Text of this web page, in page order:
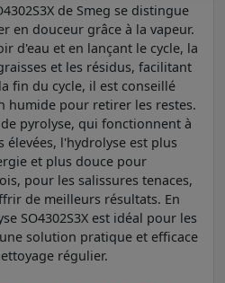
de Smeg se distingue
en douceur grâce à la vapeur.
d'eau et en lançant le cycle, la
et les résidus, facilitant
fin du cycle, il est conseillé
humide pour retirer les restes.
pyrolyse, qui fonctionnent à
élevées, l'hydrolyse est plus
et plus douce pour
pour les salissures tenaces,
de meilleurs résultats. En
SO4302S3X est idéal pour les
solution pratique et efficace
régulier.